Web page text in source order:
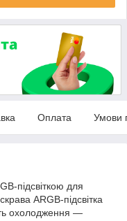
Оплата Умови
підсвіткою для
ARGB-підсвітка
охолодження —